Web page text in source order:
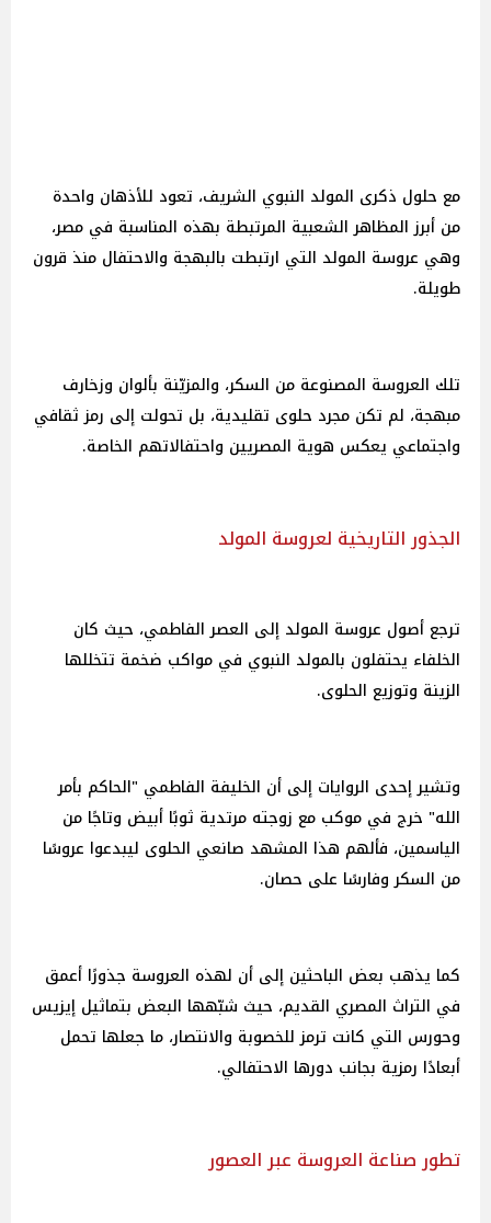
مع حلول ذكرى المولد النبوي الشريف، تعود للأذهان واحدة
من أبرز المظاهر الشعبية المرتبطة بهذه المناسبة في مصر،
وهي عروسة المولد التي ارتبطت بالبهجة والاحتفال منذ قرون
طويلة.
تلك العروسة المصنوعة من السكر، والمزيّنة بألوان وزخارف
مبهجة، لم تكن مجرد حلوى تقليدية، بل تحولت إلى رمز ثقافي
واجتماعي يعكس هوية المصريين واحتفالاتهم الخاصة.
الجذور التاريخية لعروسة المولد
ترجع أصول عروسة المولد إلى العصر الفاطمي، حيث كان
الخلفاء يحتفلون بالمولد النبوي في مواكب ضخمة تتخللها
الزينة وتوزيع الحلوى.
وتشير إحدى الروايات إلى أن الخليفة الفاطمي "الحاكم بأمر
الله" خرج في موكب مع زوجته مرتدية ثوبًا أبيض وتاجًا من
الياسمين، فألهم هذا المشهد صانعي الحلوى ليبدعوا عروسًا
من السكر وفارسًا على حصان.
كما يذهب بعض الباحثين إلى أن لهذه العروسة جذورًا أعمق
في التراث المصري القديم، حيث شبّهها البعض بتماثيل إيزيس
وحورس التي كانت ترمز للخصوبة والانتصار، ما جعلها تحمل
أبعادًا رمزية بجانب دورها الاحتفالي.
تطور صناعة العروسة عبر العصور